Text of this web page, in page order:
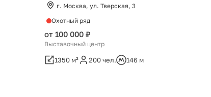
г. Москва, ул. Тверская, 3
Охотный ряд
от 100 000 ₽
Выставочный центр
1350 м² 200 чел. 146 м